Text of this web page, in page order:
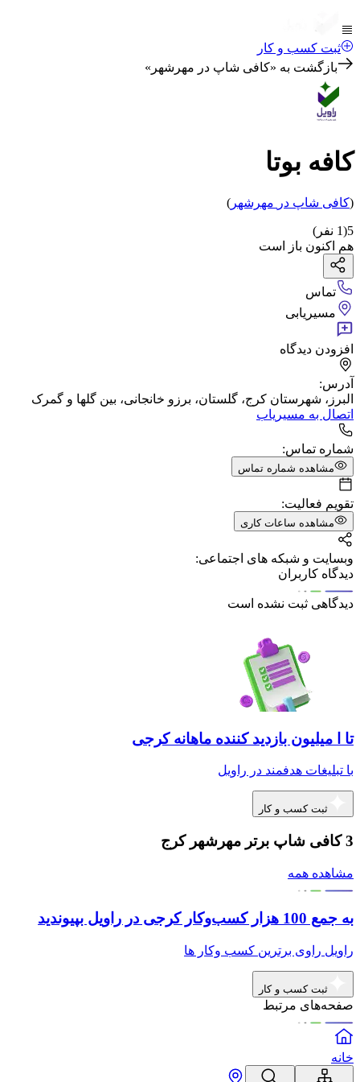
ثبت کسب و کار
بازگشت به «کافی شاپ در مهرشهر »
کافه بوتا
(کافی شاپ در مهرشهر )
5
(
1 نفر)
هم اکنون باز است
تماس
مسیریابی
افزودن دیدگاه
آدرس:
البرز، شهرستان کرج، گلستان، برزو خانجانی، بین گلها و گمرک
اتصال به مسیریاب
شماره تماس:
مشاهده شماره تماس
تقویم فعالیت:
مشاهده ساعات کاری
وبسایت و شبکه های اجتماعی:
دیدگاه کاربران
دیدگاهی ثبت نشده است
تا ا میلیون بازدید کننده ماهانه کرجی
با تبلیغات هدفمند در راویل
ثبت کسب و کار
3 کافی شاپ برتر مهرشهر کرج
مشاهده همه
به جمع 100 هزار کسب‌وکار کرجی در راویل بپیوندید
راویل راوی برترین کسب وکار ها
ثبت کسب و کار
صفحه‌های مرتبط
خانه